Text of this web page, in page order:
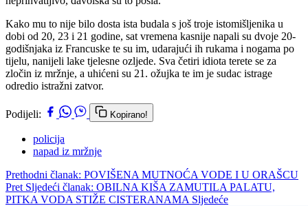
Kako mu to nije bilo dosta ista budala s još troje istomišljenika u
dobi od 20, 23 i 21 godine, sat vremena kasnije napali su dvoje 20-
godišnjaka iz Francuske te su im, udarajući ih rukama i nogama po
tijelu, nanijeli lake tjelesne ozljede. Sva četiri idiota terete se za
zločin iz mržnje, a uhićeni su 21. ožujka te im je sudac istrage
odredio istražni zatvor.
Podijeli: Kopirano!
policija
napad iz mržnje
Prethodni članak: POVIŠENA MUTNOĆA VODE I U ORAŠCU
Pret Sljedeći članak: OBILNA KIŠA ZAMUTILA PALATU,
PITKA VODA STIŽE CISTERANAMA Sljedeće